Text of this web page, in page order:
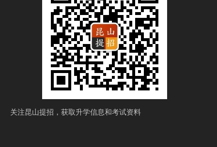
关注昆山提招，获取升学信息和考试资料